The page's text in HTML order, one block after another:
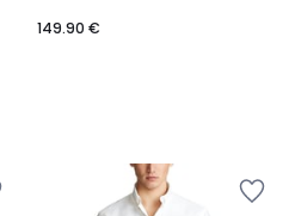
149.90 €